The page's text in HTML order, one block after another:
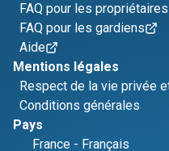
FAQ pour les
FAQ pour les gardiens
Aide
Mentions légales
Respect de la vie privée
Conditions générales
Pays
France - Français